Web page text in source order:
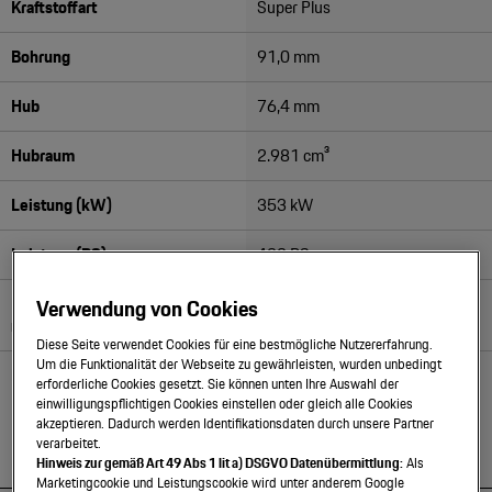
Motorsport & Events
Service & Zubehör
Wir über uns
Newsletter abonnieren
YouTube Channel
Porsche Gebrauchtwagen
Konfigurator
Car Configurator
Porsche Timepieces
Porsche Poster Designer
Kraftstoffart
Super Plus
Bohrung
91,0 mm
Hub
76,4 mm
Hubraum
2.981 cm³
Leistung (kW)
353 kW
Leistung (PS)
480 PS
Drehzahlpunkt für Maximaldreh
7500 1/min
Leistung 480 PS / 353 kW
Fahrleistungen
PDK
Verwendung von Cookies
Diese Seite verwendet Cookies für eine bestmögliche Nutzererfahrung.
Um die Funktionalität der Webseite zu gewährleisten, wurden unbedingt
erforderliche Cookies gesetzt. Sie können unten Ihre Auswahl der
einwilligungspflichtigen Cookies einstellen oder gleich alle Cookies
akzeptieren. Dadurch werden Identifikationsdaten durch unsere Partner
verarbeitet.
Hinweis zur gemäß Art 49 Abs 1 lit a) DSGVO Datenübermittlung:Als
Marketingcookie und Leistungscookie wird unter anderem Google